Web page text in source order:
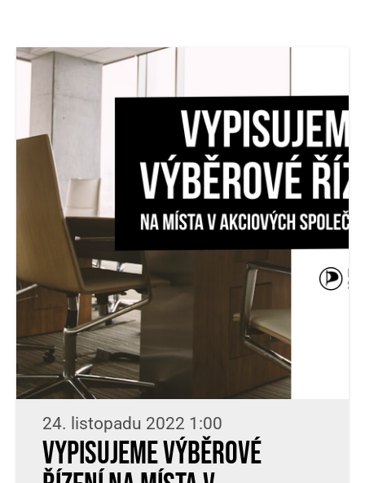
24. listopadu 2022 1:00
Vypisujeme výběrové